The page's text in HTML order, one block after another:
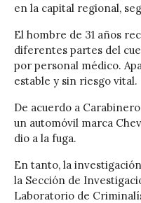
en la capital regional,
El hombre de 31 años
diferentes partes del
por personal médico.
estable y sin riesgo vital.
De acuerdo a
un automóvil marca
dio a la fuga.
En tanto, la
la Sección de
Laboratorio de